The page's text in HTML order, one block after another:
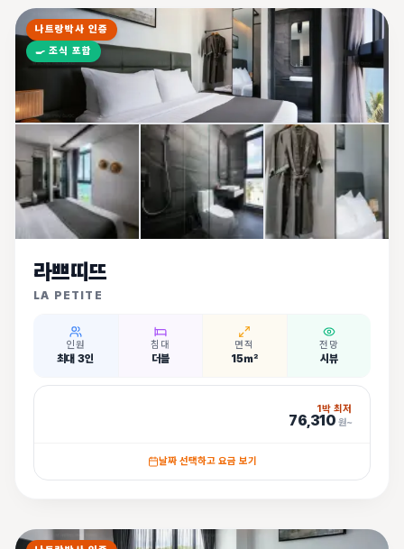
나트랑박사 인증
🍳 조식 포함
라쁘띠뜨
LA PETITE
인원
최대 3인
침대
더블
면적
15㎡
전망
시뷰
1박 최저
76,310 원~
날짜 선택하고 요금 보기